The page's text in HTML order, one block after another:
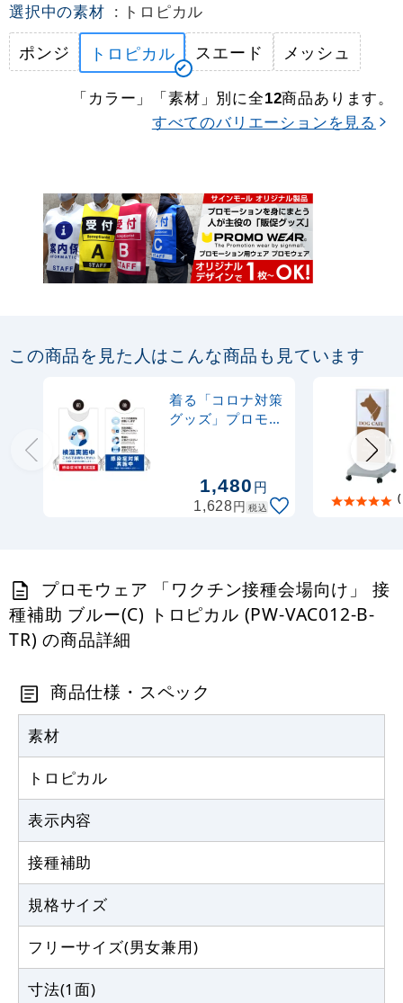
選択中の素材 : トロピカル
ポンジ トロピカル スエード メッシュ
「カラー」「素材」別に全12商品あります。
すべてのバリエーションを見る
この商品を見た人はこんな商品も見ています
着る「コロナ対策
グッズ」プロモウ
トロピカル (PW-
VAC030B-TR)
1,480円
1,628円 税込
プロモウェア 「ワクチン接種会場向け」 接
種補助 ブルー(C) トロピカル (PW-VAC012-B-
TR) の商品詳細
商品仕様・スペック
素材
トロピカル
表示内容
接種補助
規格サイズ
フリーサイズ(男女兼用)
寸法(1面)